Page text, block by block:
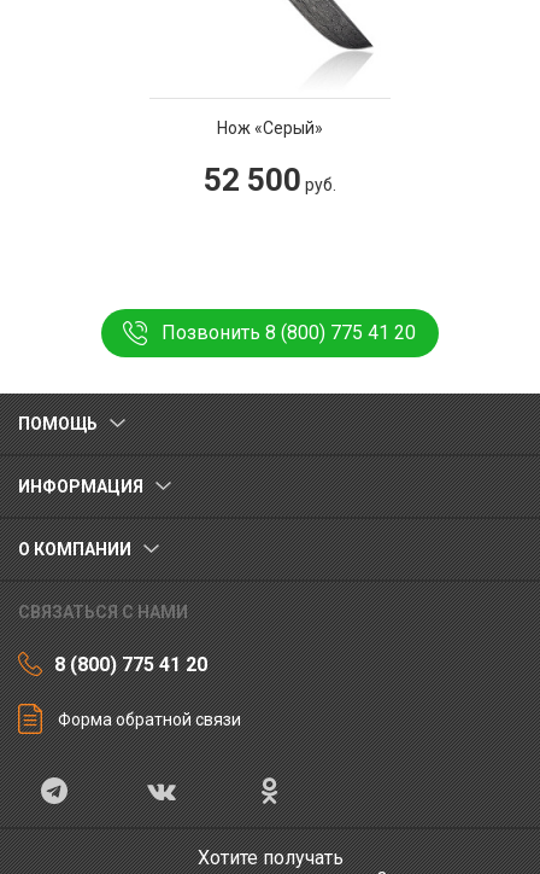
Нож «Серый»
52 500 руб.
Позвонить 8 (800) 775 41 20
ПОМОЩЬ
ИНФОРМАЦИЯ
О КОМПАНИИ
СВЯЗАТЬСЯ С НАМИ
8 (800) 775 41 20
Форма обратной связи
Хотите получать